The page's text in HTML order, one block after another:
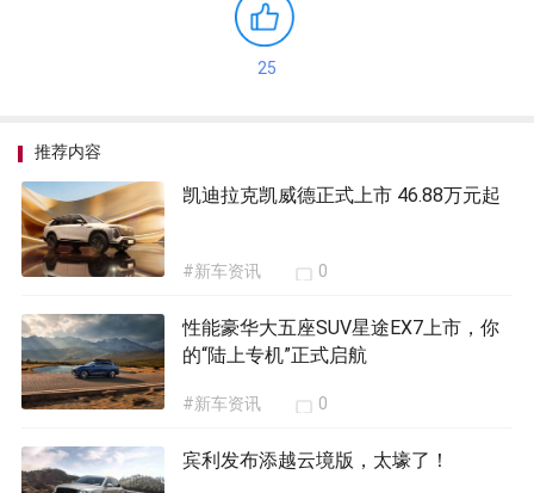
25
推荐内容
凯迪拉克凯威德正式上市 46.88万元起
#新车资讯 0
性能豪华大五座SUV星途EX7上市，你
的“陆上专机”正式启航
#新车资讯 0
宾利发布添越云境版，太壕了！